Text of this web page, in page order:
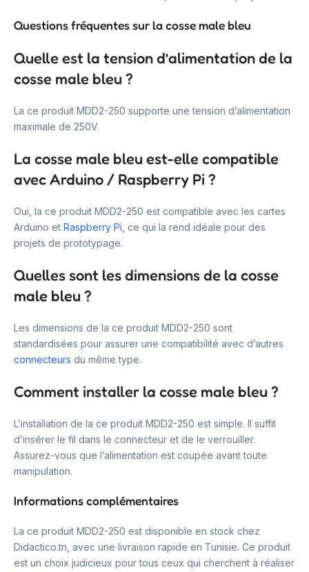
Questions fréquentes sur la cosse male bleu
Quelle est la tension d’alimentation de la
cosse male bleu ?
La ce produit MDD2-250 supporte une tension d’alimentation
maximale de 250V.
La cosse male bleu est-elle compatible
avec Arduino / Raspberry Pi ?
Oui, la ce produit MDD2-250 est compatible avec les cartes
Arduino et Raspberry Pi , ce qui la rend idéale pour des
projets de prototypage.
Quelles sont les dimensions de la cosse
male bleu ?
Les dimensions de la ce produit MDD2-250 sont
standardisées pour assurer une compatibilité avec d’autres
connecteurs du même type.
Comment installer la cosse male bleu ?
L’installation de la ce produit MDD2-250 est simple. Il suffit
d’insérer le fil dans le connecteur et de le verrouiller.
Assurez-vous que l’alimentation est coupée avant toute
manipulation.
Informations complémentaires
La ce produit MDD2-250 est disponible en stock chez
Didactico.tn, avec une livraison rapide en Tunisie. Ce produit
est un choix judicieux pour tous ceux qui cherchent à réaliser